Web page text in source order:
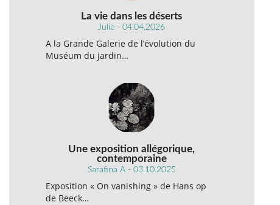
La vie dans les déserts
Julie - 04.04.2026
A la Grande Galerie de l’évolution du
Muséum du jardin…
Une exposition allégorique,
contemporaine
Sarafina A - 03.10.2025
Exposition « On vanishing » de Hans op
de Beeck…